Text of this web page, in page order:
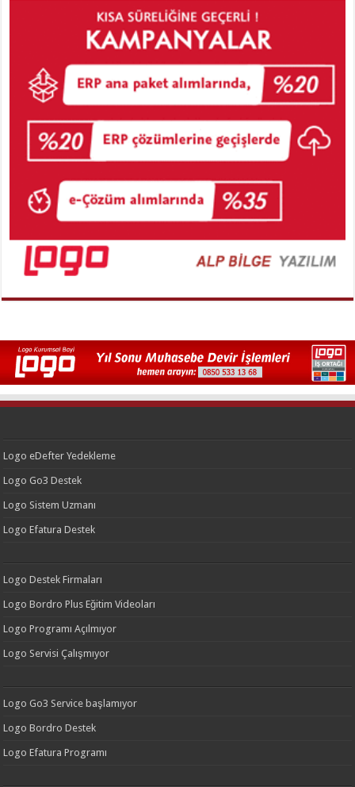
Logo eDefter Yedekleme
Logo Go3 Destek
Logo Sistem Uzmanı
Logo Efatura Destek
Logo Destek Firmaları
Logo Bordro Plus Eğitim Videoları
Logo Programı Açılmıyor
Logo Servisi Çalışmıyor
Logo Go3 Service başlamıyor
Logo Bordro Destek
Logo Efatura Programı